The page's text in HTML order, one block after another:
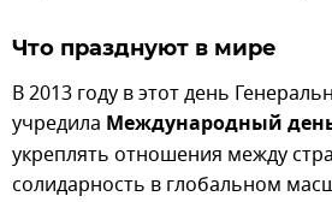
Что празднуют в мире
В 2013 году в этот день
учредила Международный
укреплять отношения между
солидарность в глобальном